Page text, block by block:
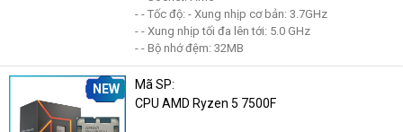
- - Tốc độ: - Xung nhịp cơ bản: 3.7GHz
- - Xung nhịp tối đa lên tới: 5.0 GHz
- - Bộ nhớ đệm: 32MB
NEW
Mã SP:
CPU AMD Ryzen 5 7500F